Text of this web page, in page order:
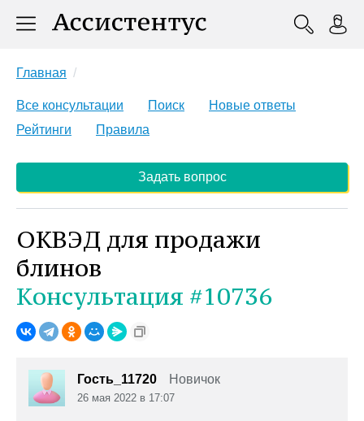
Главная
Все консультации Поиск
Новые ответы
Рейтинги
Правила
Задать вопрос
ОКВЭД для продажи
блинов
Консультация #10736
Гость_11720 Новичок
26 мая 2022 в 17:07